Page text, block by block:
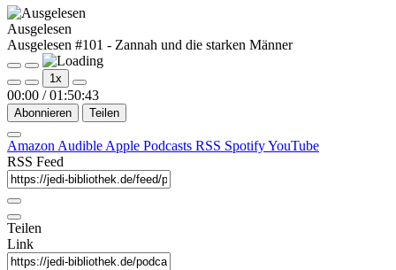
Ausgelesen
Ausgelesen #101 - Zannah und die starken Männer
Play
Episode
Pause
Episode
1x
00:00 / 01:50:43
Abonnieren Teilen
Amazon Audible Apple Podcasts RSS SpotifyYouTube
RSS Feed
Teilen
Link